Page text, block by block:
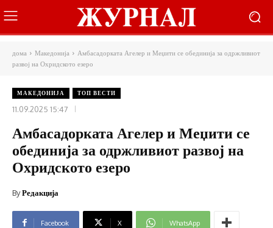
дома Македонија
Амбасадорката Агелер и Меџити се обединија за одржливиот
развој на Охридското езеро
МАКЕДОНИЈА ТОП ВЕСТИ
11.09.2025 15:47
Амбасадорката Агелер и Меџити се
обединија за одржливиот развој на
Охридското езеро
ByРедакција
Facebook X WhatsApp